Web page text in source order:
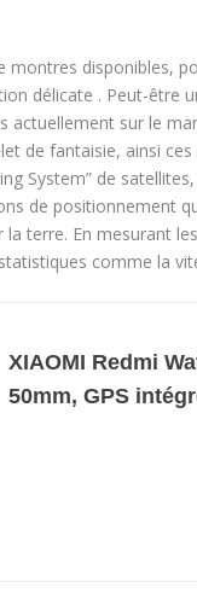
montres disponibles,
délicate . Peut-être
actuellement sur le
de fantaisie, ainsi
System” de
de positionnement
terre. En mesurant
comme la
XIAOMI Redmi
50mm, GPS